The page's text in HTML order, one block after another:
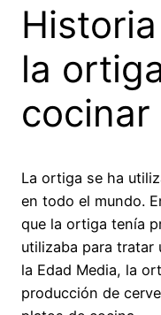
la
cocinar
La ortiga se ha
en todo el mundo.
que la ortiga tenía
utilizaba para tratar
la Edad Media, la
producción de